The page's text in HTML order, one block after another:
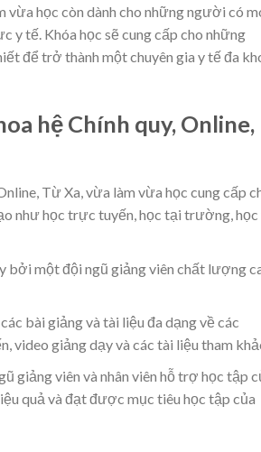
vừa học còn dành cho những người có
y tế. Khóa học sẽ cung cấp cho những
để trở thành một chuyên gia y tế đa
hệ Chính quy, Online,
Từ Xa, vừa làm vừa học cung cấp
như học trực tuyến, học tại trường,
một đội ngũ giảng viên chất lượng
bài giảng và tài liệu đa dạng về các
video giảng dạy và các tài liệu tham
viên và nhân viên hỗ trợ học tập
quả và đạt được mục tiêu học tập của